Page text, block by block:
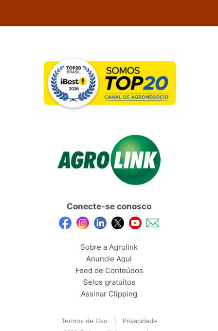
Conecte-se conosco
Sobre a Agrolink
Anuncie Aqui
Feed de Conteúdos
Selos gratuitos
Assinar Clipping
Termos de Uso Privacidade